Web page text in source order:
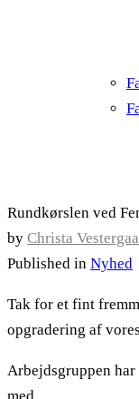
Rundkørslen ved
by Christa
Published in Nyhed
Tak for et fint
opgradering af
Arbejdsgruppen har